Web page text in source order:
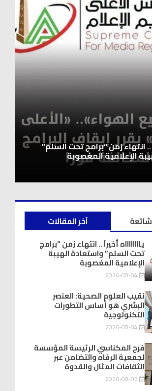
العنصر البشري هو أساس
آخر المقالات
يااااااااه أخيراً .. انتهاء زمن “برامج
تحت السلم” واستعادة الهيبة
الإعلامية المغصوبة
2026-08-04
نقيب العلوم الصحية: العنصر
البشري هو أساس التطورات
التكنولوجية
2026-08-04
فرح المكناسي الرئيسة المؤسسة
لجمعية الرفاه والتضامن عبر
الثقافات المثال والقدوة
2026-08-03